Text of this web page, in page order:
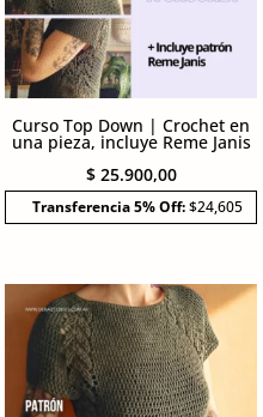
Curso Top Down | Crochet en
una pieza, incluye Reme Janis
$25.900,00
Transferencia 5% Off:$24,605